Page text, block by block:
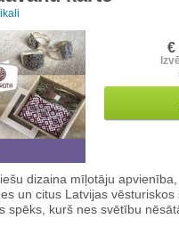
€
dizaina mīļotāju
un citus Latvijas
spēks, kurš nes svētību